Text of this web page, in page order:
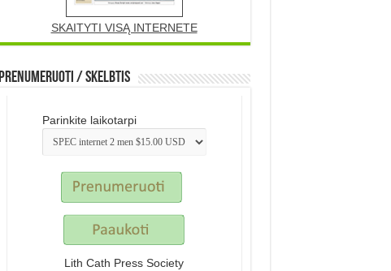
SKAITYTI VISĄ INTERNETE
Prenumeruoti / Skelbtis
Parinkite laikotarpi
Lith Cath Press Society